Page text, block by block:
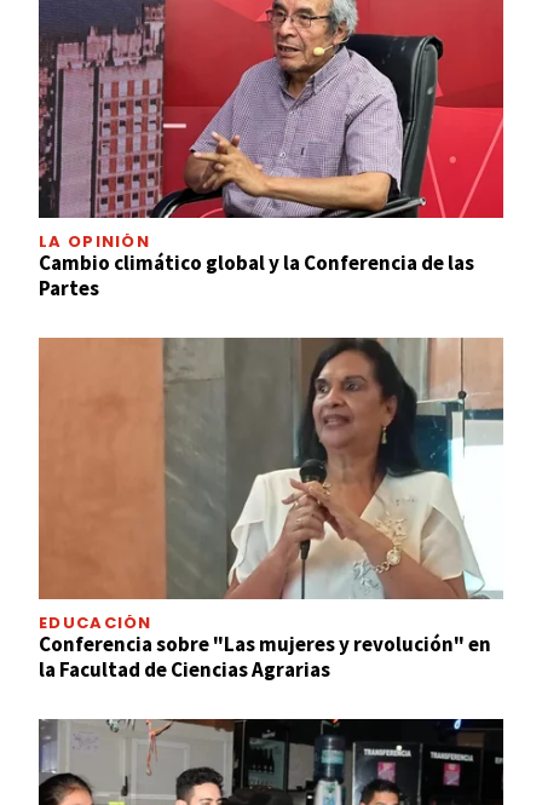
LA OPINIÓN
Cambio climático global y la Conferencia de las
Partes
EDUCACIÓN
Conferencia sobre "Las mujeres y revolución" en
la Facultad de Ciencias Agrarias